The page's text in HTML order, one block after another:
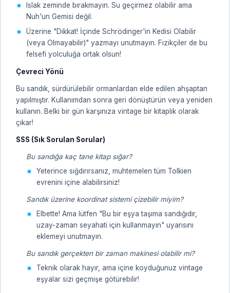
Islak zeminde bırakmayın. Su geçirmez olabilir ama
Nuh'un Gemisi değil.
Üzerine "Dikkat! İçinde Schrödinger'in Kedisi Olabilir
(veya Olmayabilir)" yazmayı unutmayın. Fizikçiler de bu
felsefi yolculuğa ortak olsun!
Çevreci Yönü
Bu sandık, sürdürülebilir ormanlardan elde edilen ahşaptan
yapılmıştır. Kullanımdan sonra geri dönüştürün veya yeniden
kullanın. Belki bir gün karşınıza vintage bir kitaplık olarak
çıkar!
SSS (Sık Sorulan Sorular)
Bu sandığa kaç tane kitap sığar?
Yeterince sığdırırsanız, muhtemelen tüm Tolkien
evrenini içine alabilirsiniz!
Sandık üzerine koordinat sistemi çizebilir miyim?
Elbette! Ama lütfen "Bu bir eşya taşıma sandığıdır,
uzay-zaman seyahati için kullanmayın" uyarısını
eklemeyi unutmayın.
Bu sandık gerçekten bir zaman makinesi olabilir mi?
Teknik olarak hayır, ama içine koyduğunuz vintage
eşyalar sizi geçmişe götürebilir!